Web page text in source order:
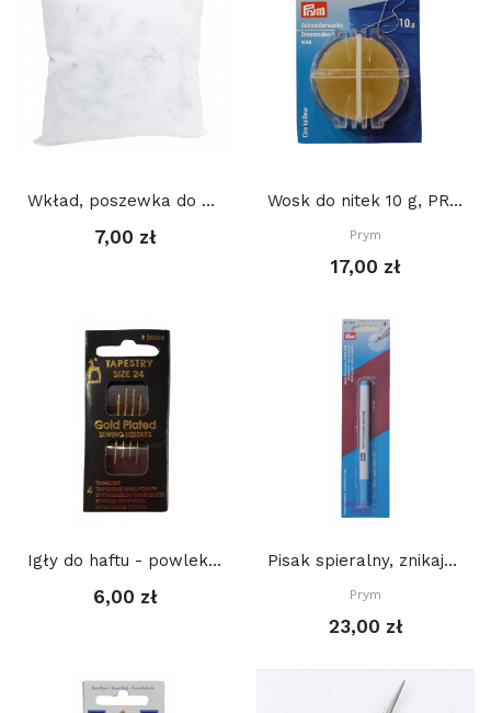
Wkład, poszewka do poduszki 40 x 40 cm
7,00 zł
Wosk do nitek 10 g, PRYM
Prym
17,00 zł
Igły do haftu - powlekane złotem, Tapestry -...
6,00 zł
Pisak spieralny, znikający w wodzie - NIEBIESKI
Prym
23,00 zł